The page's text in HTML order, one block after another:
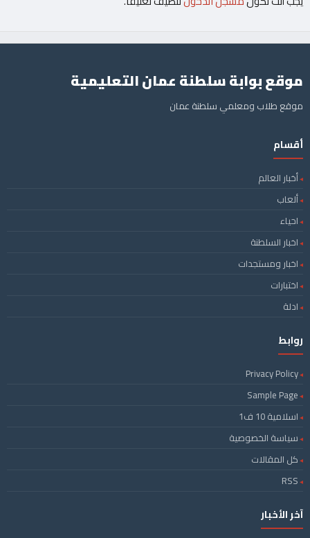
موقع بوابة سلطنة عمان التعليمية
موقع طلاب ومعلمي سلطنة عمان
أقسام
أخبار العالم
ألعاب
احياء
اخبار السلطنة
اخبار ومستجدات
اختبارات
ادلة
روابط
Privacy Policy
Sample Page
اسلامية 10 ف1
سياسة الخصوصية
كل المقالات
RSS
آخر الأخبار